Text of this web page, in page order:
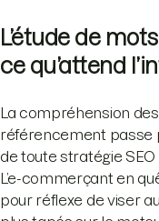
L’étude de
ce qu’attend
La compréhension
référencement passe
de toute stratégie SEO
L’e-commerçant en
pour réflexe de viser